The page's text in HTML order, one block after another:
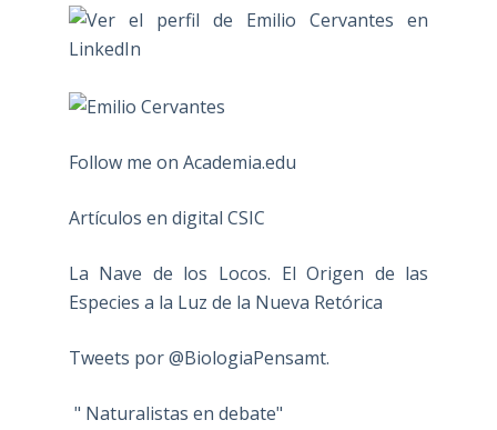
Follow me on Academia.edu
Artículos en digital CSIC
La Nave de los Locos. El Origen de las
Especies a la Luz de la Nueva Retórica
Tweets por @BiologiaPensamt.
" Naturalistas en debate"